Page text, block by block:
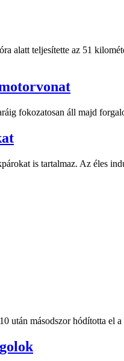
alatt teljesítette az 51
fokozatosan áll majd
is tartalmaz. Az éles
után másodszor hódította el a